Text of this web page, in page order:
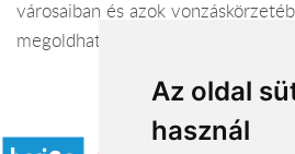
Az oldal
használ
városaiban és azok
megoldható. Várjuk szeretettel
Elfogadott fizetési